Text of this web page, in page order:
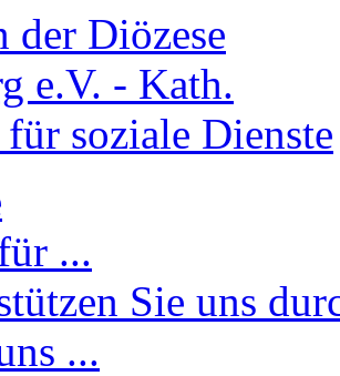
...
Sie uns
...